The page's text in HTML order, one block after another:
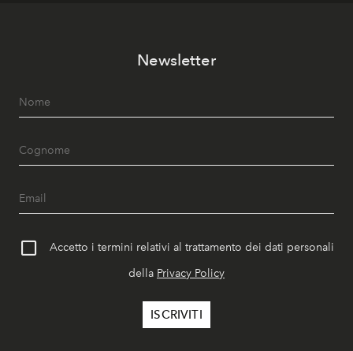
Newsletter
Accetto i termini relativi al trattamento dei dati personali
della Privacy Policy